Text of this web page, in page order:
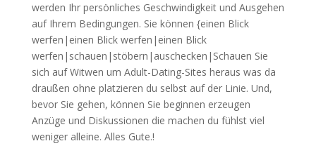
werden Ihr persönliches Geschwindigkeit und Ausgehen
auf Ihrem Bedingungen. Sie können {einen Blick
werfen|einen Blick werfen|einen Blick
werfen|schauen|stöbern|auschecken|Schauen Sie
sich auf Witwen um Adult-Dating-Sites heraus was da
draußen ohne platzieren du selbst auf der Linie. Und,
bevor Sie gehen, können Sie beginnen erzeugen
Anzüge und Diskussionen die machen du fühlst viel
weniger alleine. Alles Gute.!